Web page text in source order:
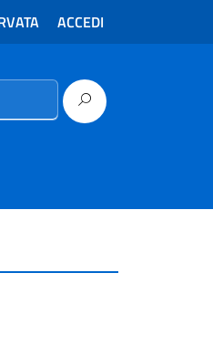
ACCEDI